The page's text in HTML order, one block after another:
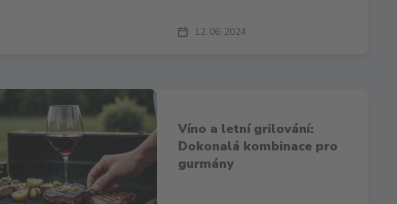
12 06 2024
Víno a letní grilování:
Dokonalá kombinace pro
gurmány